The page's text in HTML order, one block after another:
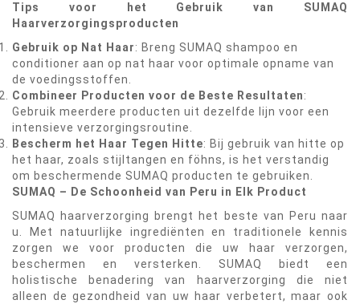
Tips voor het Gebruik van SUMAQ
Haarverzorgingsproducten
Gebruik op Nat Haar: Breng SUMAQ shampoo en
conditioner aan op nat haar voor optimale opname van
de voedingsstoffen.
Combineer Producten voor de Beste Resultaten:
Gebruik meerdere producten uit dezelfde lijn voor een
intensieve verzorgingsroutine.
Bescherm het Haar Tegen Hitte: Bij gebruik van hitte op
het haar, zoals stijltangen en föhns, is het verstandig
om beschermende SUMAQ producten te gebruiken.
SUMAQ – De Schoonheid van Peru in Elk Product
SUMAQ haarverzorging brengt het beste van Peru naar
u. Met natuurlijke ingrediënten en traditionele kennis
zorgen we voor producten die uw haar verzorgen,
beschermen en versterken. SUMAQ biedt een
holistische benadering van haarverzorging die niet
alleen de gezondheid van uw haar verbetert, maar ook